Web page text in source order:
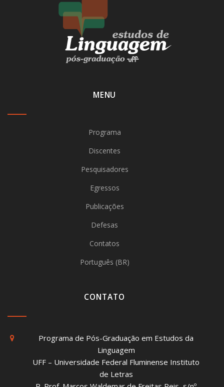
MENU
Programa
Discentes
Pesquisadores
Egressos
Publicações
Defesas
Contatos
Português (BR)
CONTATO
Programa de Pós-Graduação em Estudos da
Linguagem
UFF – Universidade Federal Fluminense Instituto
de Letras